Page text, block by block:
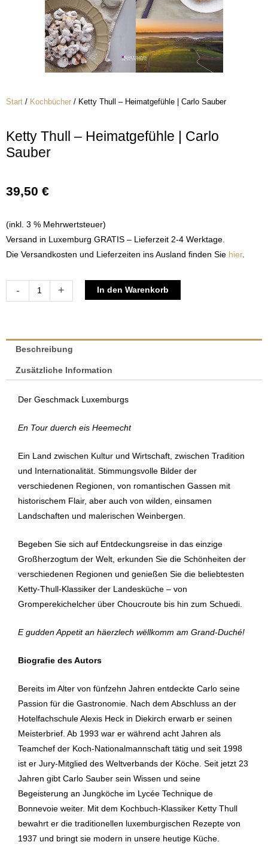
Start / Kochbücher / Ketty Thull – Heimatgefühle | Carlo Sauber
Ketty Thull – Heimatgefühle | Carlo
Sauber
39,50 €
(inkl. 3 % Mehrwertsteuer)
Versand in Luxemburg GRATIS – Lieferzeit 2-4 Werktage.
Die Versandkosten und Lieferzeiten ins Ausland finden Sie hier.
-
Ketty
|
Sauber
+ In den Warenkorb
Beschreibung
Zusätzliche Information
Der Geschmack Luxemburgs
En Tour duerch eis Heemecht
Ein Land zwischen Kultur und Wirtschaft, zwischen Tradition
und Internationalität. Stimmungsvolle Bilder der
verschiedenen Regionen, von romantischen Gassen mit
historischem Flair, aber auch von wilden, einsamen
Landschaften und malerischen Weinbergen.
Begeben Sie sich auf Entdeckungsreise in das einzige
Großherzogtum der Welt, erkunden Sie die Schönheiten der
verschiedenen Regionen und genießen Sie die beliebtesten
Ketty-Thull-Klassiker der Landesküche – von
Gromperekichelcher über Choucroute bis hin zum Schuedi.
E gudden Appetit an häerzlech wëllkomm am Grand-Duché!
Biografie des Autors
Bereits im Alter von fünfzehn Jahren entdeckte Carlo seine
Passion für die Gastronomie. Nach dem Abschluss an der
Hotelfachschule Alexis Heck in Diekirch erwarb er seinen
Meisterbrief. Ab 1993 war er während acht Jahren als
Teamchef der Koch-Nationalmannschaft tätig und seit 1998
ist er Jury-Mitglied des Weltverbands der Köche. Seit jetzt 23
Jahren gibt Carlo Sauber sein Wissen und seine
Begeisterung an Jungköche im Lycée Technique de
Bonnevoie weiter. Mit dem Kochbuch-Klassiker Ketty Thull
bewahrt er die traditionellen luxemburgischen Rezepte von
1937 und bringt sie modern in unsere heutige Küche.